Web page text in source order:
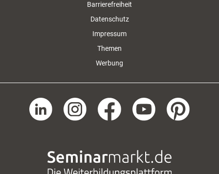
Barrierefreiheit
Datenschutz
Impressum
Themen
Werbung